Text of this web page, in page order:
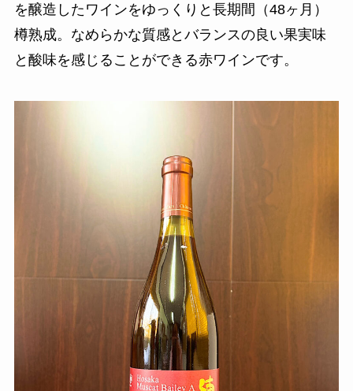
を醸造したワインをゆっくりと長期間（48ヶ月）
樽熟成。なめらかな質感とバランスの良い果実味
と酸味を感じることができる赤ワインです。